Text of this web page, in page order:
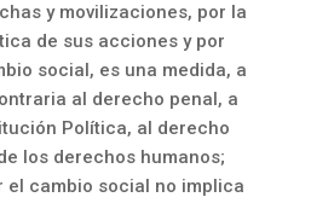
y movilizaciones, por la
de sus acciones y por
social, es una medida, a
al derecho penal, a
Política, al derecho
los derechos humanos;
el cambio social no implica